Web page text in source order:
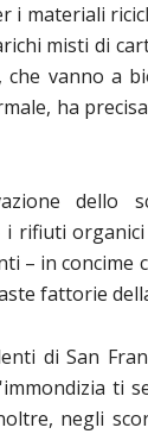
i materiali
misti di
che vanno a
ha
rifiuti
– in
fattorie
di San
ti
negli